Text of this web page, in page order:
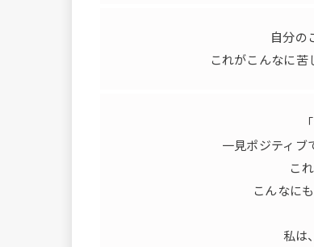
自分の
これがこんなに苦
一見ポジティブ
こ
こんなに
私は